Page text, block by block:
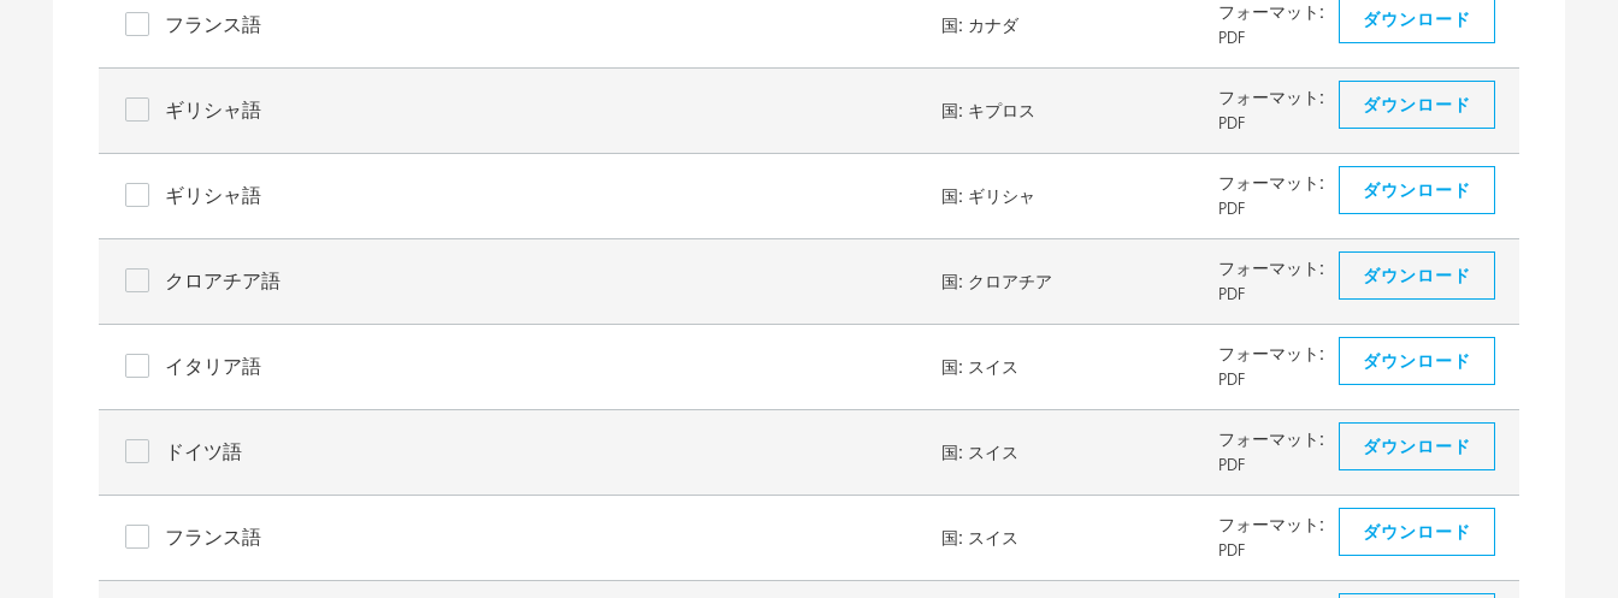
フランス語 国: カナダ
フォーマット:
PDF
ダウンロード
ギリシャ語 国: キプロス
フォーマット:
PDF
ダウンロード
ギリシャ語 国: ギリシャ
フォーマット:
PDF
ダウンロード
クロアチア語 国: クロアチア
フォーマット:
PDF
ダウンロード
イタリア語 国: スイス
フォーマット:
PDF
ダウンロード
ドイツ語 国: スイス
フォーマット:
PDF
ダウンロード
フランス語 国: スイス
フォーマット:
PDF
ダウンロード